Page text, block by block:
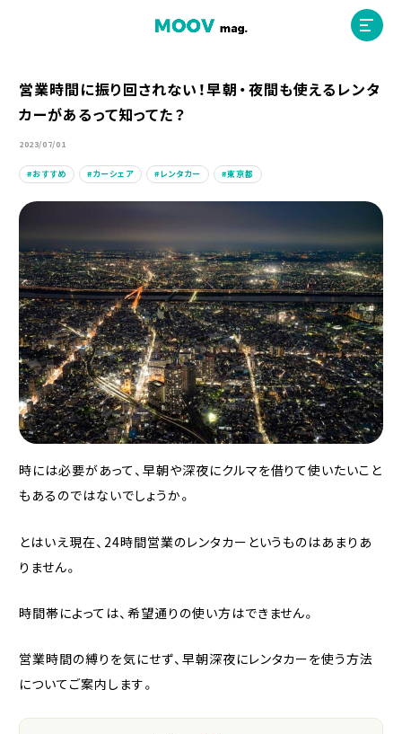
ホーム
MOOVマガジン利用規約
お問合せ
人材募集（ライター、配車スタッフ、デザイナー）
営業時間に振り回されない！早朝・夜間も使えるレンタ
カーがあるって知ってた？
2023/07/01
おすすめ カーシェア レンタカー 東京都
時には必要があって、早朝や深夜にクルマを借りて使いたいこと
もあるのではないでしょうか。
とはいえ現在、24時間営業のレンタカーというものはあまりあ
りません。
時間帯によっては、希望通りの使い方はできません。
営業時間の縛りを気にせず、早朝深夜にレンタカーを使う方法
についてご案内します。